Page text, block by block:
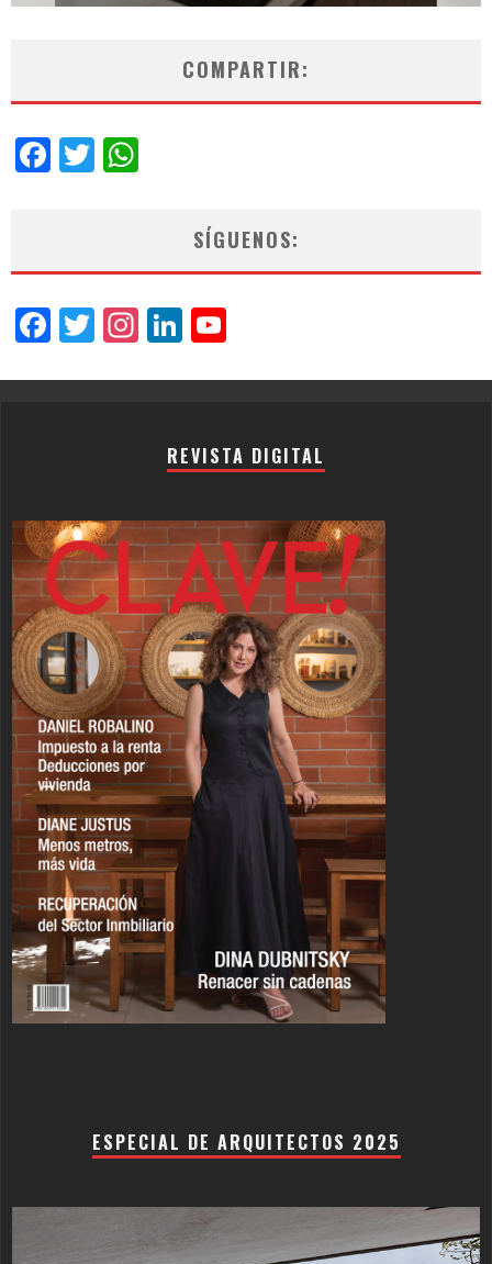
COMPARTIR:
Facebook
Twitter
SÍGUENOS:
Facebook
Twitter
Instagram
LinkedIn
REVISTA DIGITAL
ESPECIAL DE ARQUITECTOS 2025